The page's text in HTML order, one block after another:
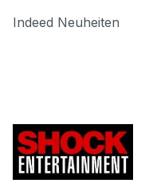
Indeed Neuheiten